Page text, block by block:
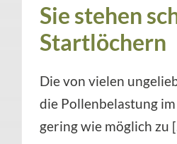
Sie stehen
Startlöchern
Die von vielen
die Pollenbelastung
gering wie möglich zu